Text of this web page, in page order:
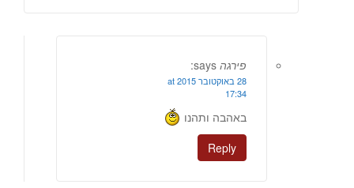
פירגה says:
28 באוקטובר 2015 at
17:34
באהבה ותהנו
Reply